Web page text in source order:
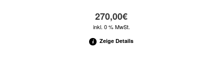
270,00€
inkl. 0 % MwSt.
Zeige Details